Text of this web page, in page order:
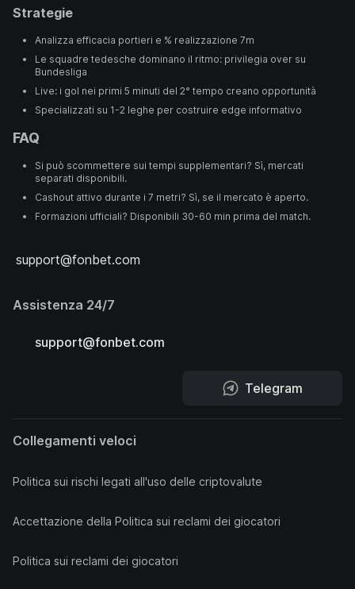
Strategie
Analizza efficacia portieri e % realizzazione 7m
Le squadre tedesche dominano il ritmo: privilegia over su
Bundesliga
Live: i gol nei primi 5 minuti del 2° tempo creano opportunità
Specializzati su 1-2 leghe per costruire edge informativo
FAQ
Si può scommettere sui tempi supplementari? Sì, mercati
separati disponibili.
Cashout attivo durante i 7 metri? Sì, se il mercato è aperto.
Formazioni ufficiali? Disponibili 30-60 min prima del match.
support@fonbet.com
Assistenza 24/7
support@fonbet.com
Telegram
Collegamenti veloci
Politica sui rischi legati all'uso delle criptovalute
Accettazione della Politica sui reclami dei giocatori
Politica sui reclami dei giocatori